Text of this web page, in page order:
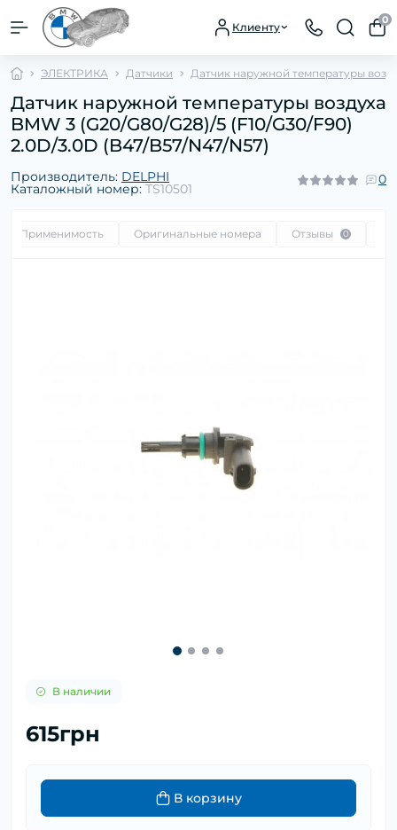
Клиенту
0
ЭЛЕКТРИКА Датчики Датчик наружной температуры
Датчик наружной температуры воздуха
BMW 3 (G20/G80/G28)/5 (F10/G30/F90)
2.0D/3.0D (B47/B57/N47/N57)
Производитель: DELPHI
Каталожный номер: TS10501
0
Применимость Оригинальные номера Отзывы 0
В наличии
615грн
В корзину